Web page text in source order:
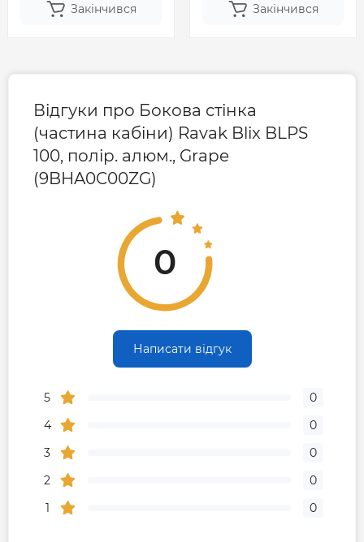
Закінчився Закінчився
Відгуки про Бокова стінка
(частина кабіни) Ravak Blix BLPS
100, полір. алюм., Grape
(9BHA0C00ZG)
0
Написати відгук
5
0
4
0
3
0
2
0
1
0